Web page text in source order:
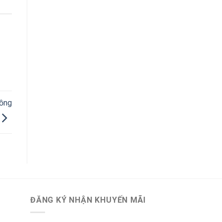
ĐĂNG KÝ NHẬN KHUYẾN MÃI